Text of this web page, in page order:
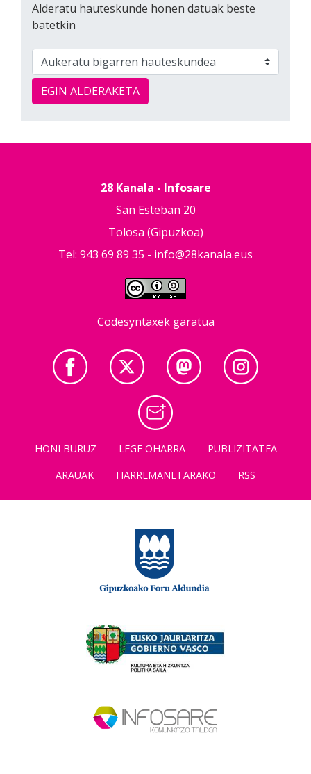
Alderatu hauteskunde honen datuak beste
batetkin
EGIN ALDERAKETA
28 Kanala - Infosare
San Esteban 20
Tolosa (Gipuzkoa)
Tel: 943 69 89 35 - info@28kanala.eus
Codesyntaxek garatua
HONI BURUZ LEGE OHARRA
PUBLIZITATEA
ARAUAK
HARREMANETARAKO RSS